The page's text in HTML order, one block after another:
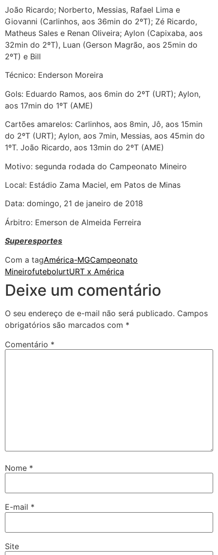
João Ricardo; Norberto, Messias, Rafael Lima e
Giovanni (Carlinhos, aos 36min do 2ºT); Zé Ricardo,
Matheus Sales e Renan Oliveira; Aylon (Capixaba, aos
32min do 2ºT), Luan (Gerson Magrão, aos 25min do
2ºT) e Bill
Técnico: Enderson Moreira
Gols: Eduardo Ramos, aos 6min do 2ºT (URT); Aylon,
aos 17min do 1ºT (AME)
Cartões amarelos: Carlinhos, aos 8min, Jô, aos 15min
do 2ºT (URT); Aylon, aos 7min, Messias, aos 45min do
1ºT. João Ricardo, aos 13min do 2ºT (AME)
Motivo: segunda rodada do Campeonato Mineiro
Local: Estádio Zama Maciel, em Patos de Minas
Data: domingo, 21 de janeiro de 2018
Árbitro: Emerson de Almeida Ferreira
Superesportes
Com a tagAmérica-MGCampeonato
MineirofutebolurtURT x América
Deixe um comentário
O seu endereço de e-mail não será publicado. Campos
obrigatórios são marcados com *
Comentário *
Nome *
E-mail *
Site